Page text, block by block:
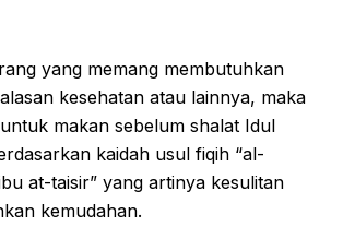
yang memang membutuhkan
kesehatan atau lainnya, maka
makan sebelum shalat Idul
kaidah usul fiqih “al-
at-taisir” yang artinya kesulitan
kemudahan.